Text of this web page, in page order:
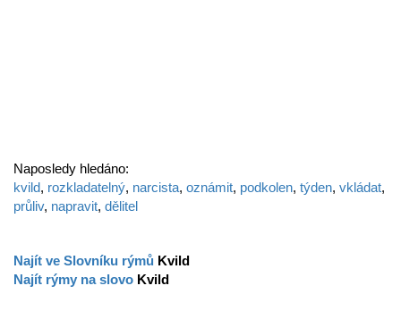
Naposledy hledáno:
kvild, rozkladatelný, narcista, oznámit, podkolen, týden, vkládat,
průliv, napravit, dělitel
Najít ve Slovníku rýmů Kvild
Najít rýmy na slovo Kvild